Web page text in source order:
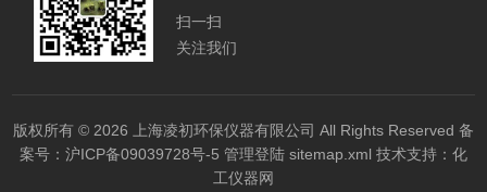
扫一扫
关注我们
版权所有 © 2026 上海凌初环保仪器有限公司 All Rights Reserved 备
案号：沪ICP备09039728号-5 管理登陆 sitemap.xml 技术支持： 化
工仪器网